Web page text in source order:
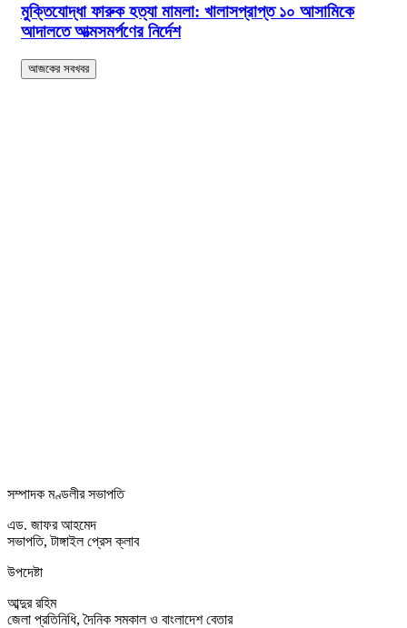
মুক্তিযোদ্ধা ফারুক হত্যা মামলা: খালাসপ্রাপ্ত ১০ আসামিকে
আদালতে আত্মসমর্পণের নির্দেশ
সম্পাদক মণ্ডলীর সভাপতি
এড. জাফর আহমেদ
সভাপতি, টাঙ্গাইল প্রেস ক্লাব
উপদেষ্টা
আব্দুর রহিম
জেলা প্রতিনিধি, দৈনিক সমকাল ও বাংলাদেশ বেতার